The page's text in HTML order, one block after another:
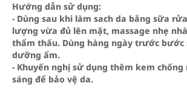
Hướng dẫn sử dụng:
- Dùng sau khi làm sach da bằng sữa
lượng vừa đủ lên mặt, massage nhẹ
thẩm thấu. Dùng hàng ngày trước bước
dưỡng ẩm.
- Khuyến nghị sử dụng thêm kem chống
sáng để bảo vệ da.